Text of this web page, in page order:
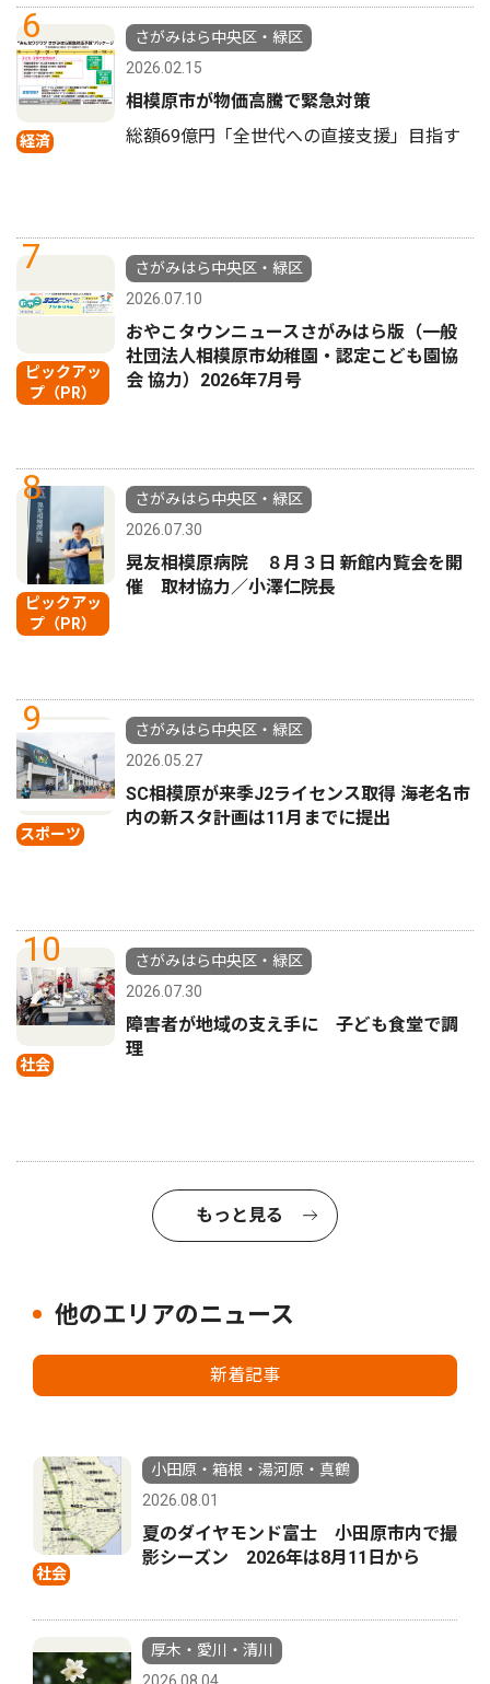
6
経済
さがみはら中央区・緑区
2026.02.15
相模原市が物価高騰で緊急対策
総額69億円「全世代への直接支援」目指す
7
ピックアッ
プ（PR）
さがみはら中央区・緑区
2026.07.10
おやこタウンニュースさがみはら版（一般
社団法人相模原市幼稚園・認定こども園協
会 協力）2026年7月号
8
ピックアッ
プ（PR）
さがみはら中央区・緑区
2026.07.30
晃友相模原病院 ８月３日 新館内覧会を開
催 取材協力／小澤仁院長
9
スポーツ
さがみはら中央区・緑区
2026.05.27
SC相模原が来季J2ライセンス取得 海老名市
内の新スタ計画は11月までに提出
10
社会
さがみはら中央区・緑区
2026.07.30
障害者が地域の支え手に 子ども食堂で調
理
もっと見る
他のエリアのニュース
新着記事
社会
小田原・箱根・湯河原・真鶴
2026.08.01
夏のダイヤモンド富士 小田原市内で撮
影シーズン 2026年は8月11日から
厚木・愛川・清川
2026.08.04